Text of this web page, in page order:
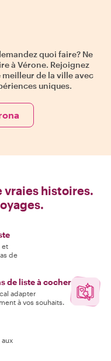
quoi faire? Ne
à Vérone. Rejoignez
de la ville avec
uniques.
vraies histoires.
et
de
de liste à cocher
adapter
à vos souhaits.